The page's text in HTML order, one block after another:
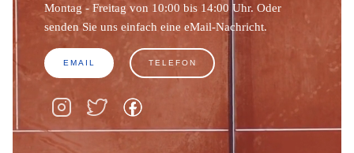
Montag - Freitag von 10:00 bis 14:00 Uhr. Oder
senden Sie uns einfach eine eMail-Nachricht.
EMAIL TELEFON